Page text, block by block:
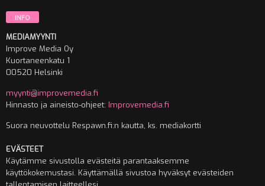
INFO
MEDIAMYYNTI
Improve Media Oy
Kuortaneenkatu 1
00520 Helsinki
myynti@improvemedia.fi
Hinnasto ja aineisto-ohjeet: Improvemedia.fi
Suora neuvottelu Respawn.fi:n kautta, ks. mediakortti
EVÄSTEET
Käytämme sivustolla evästeitä parantaaksemme
käyttökokemustasi. Käyttämällä sivustoa hyväksyt evästeiden